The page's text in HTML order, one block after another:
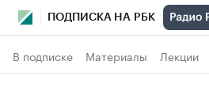
ПОДПИСКА НА РБК
В подписке Материалы Лекции